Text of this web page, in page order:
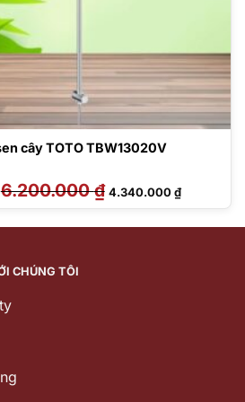
cây TOTO TBW13020V
6.200.000₫ Giá
gốc
là:
4.340.000₫Giá
hiện
tại
4.340.000
CHÚNG TÔI